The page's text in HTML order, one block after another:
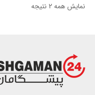
نمایش همه 2 نتیجه